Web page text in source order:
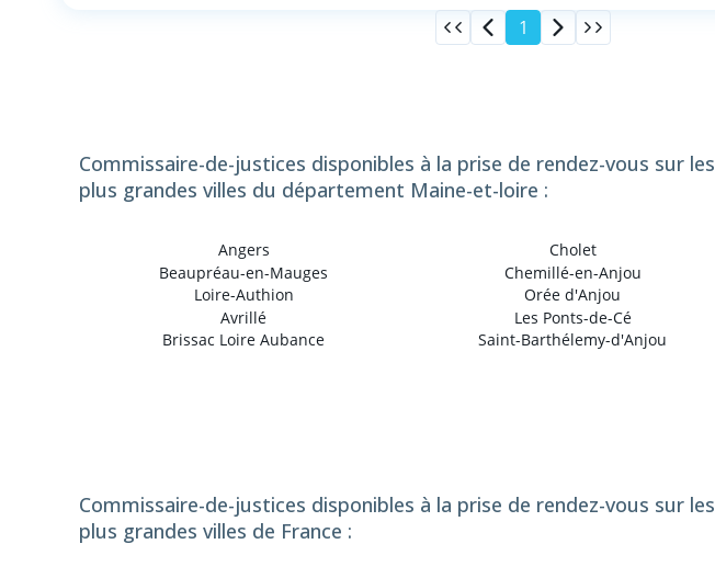
1
Commissaire-de-justices disponibles à la prise de rendez-vous sur les
plus grandes villes du département Maine-et-loire :
Angers Cholet
Beaupréau-en-Mauges
Chemillé-en-Anjou
Loire-Authion
Orée d'Anjou
Avrillé
Les Ponts-de-Cé
Brissac Loire Aubance
Saint-Barthélemy-d'Anjou
Commissaire-de-justices disponibles à la prise de rendez-vous sur les
plus grandes villes de France :